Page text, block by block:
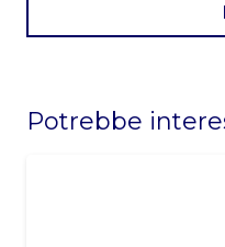
should
Potrebbe